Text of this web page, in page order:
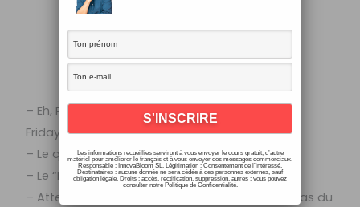
Black Friday 2018 sur Français avec Pierre !
(Transcription de la vidéo)
– Eh, Pierre ! Tu sais que demain, c’est le “Black
Friday” ?
– Le quoi ?
– Le “Black Friday” !
– Attends mais ça, c’est de l’anglais, ce n’est pas du
Les informations recueillies serviront à vous envoyer le cours gratuit, d’autre
matériel pour améliorer le français et à vous envoyer des messages commerciaux.
Responsable : InnovaBloom SL. Légitimation : Consentement de l’intéressé.
Destinataires : aucune donnée ne sera cédée à des personnes externes, sauf
obligation légale. Droits : accès, rectification, suppression, autres ; vous pouvez
consulter notre Politique de Confidentialité.